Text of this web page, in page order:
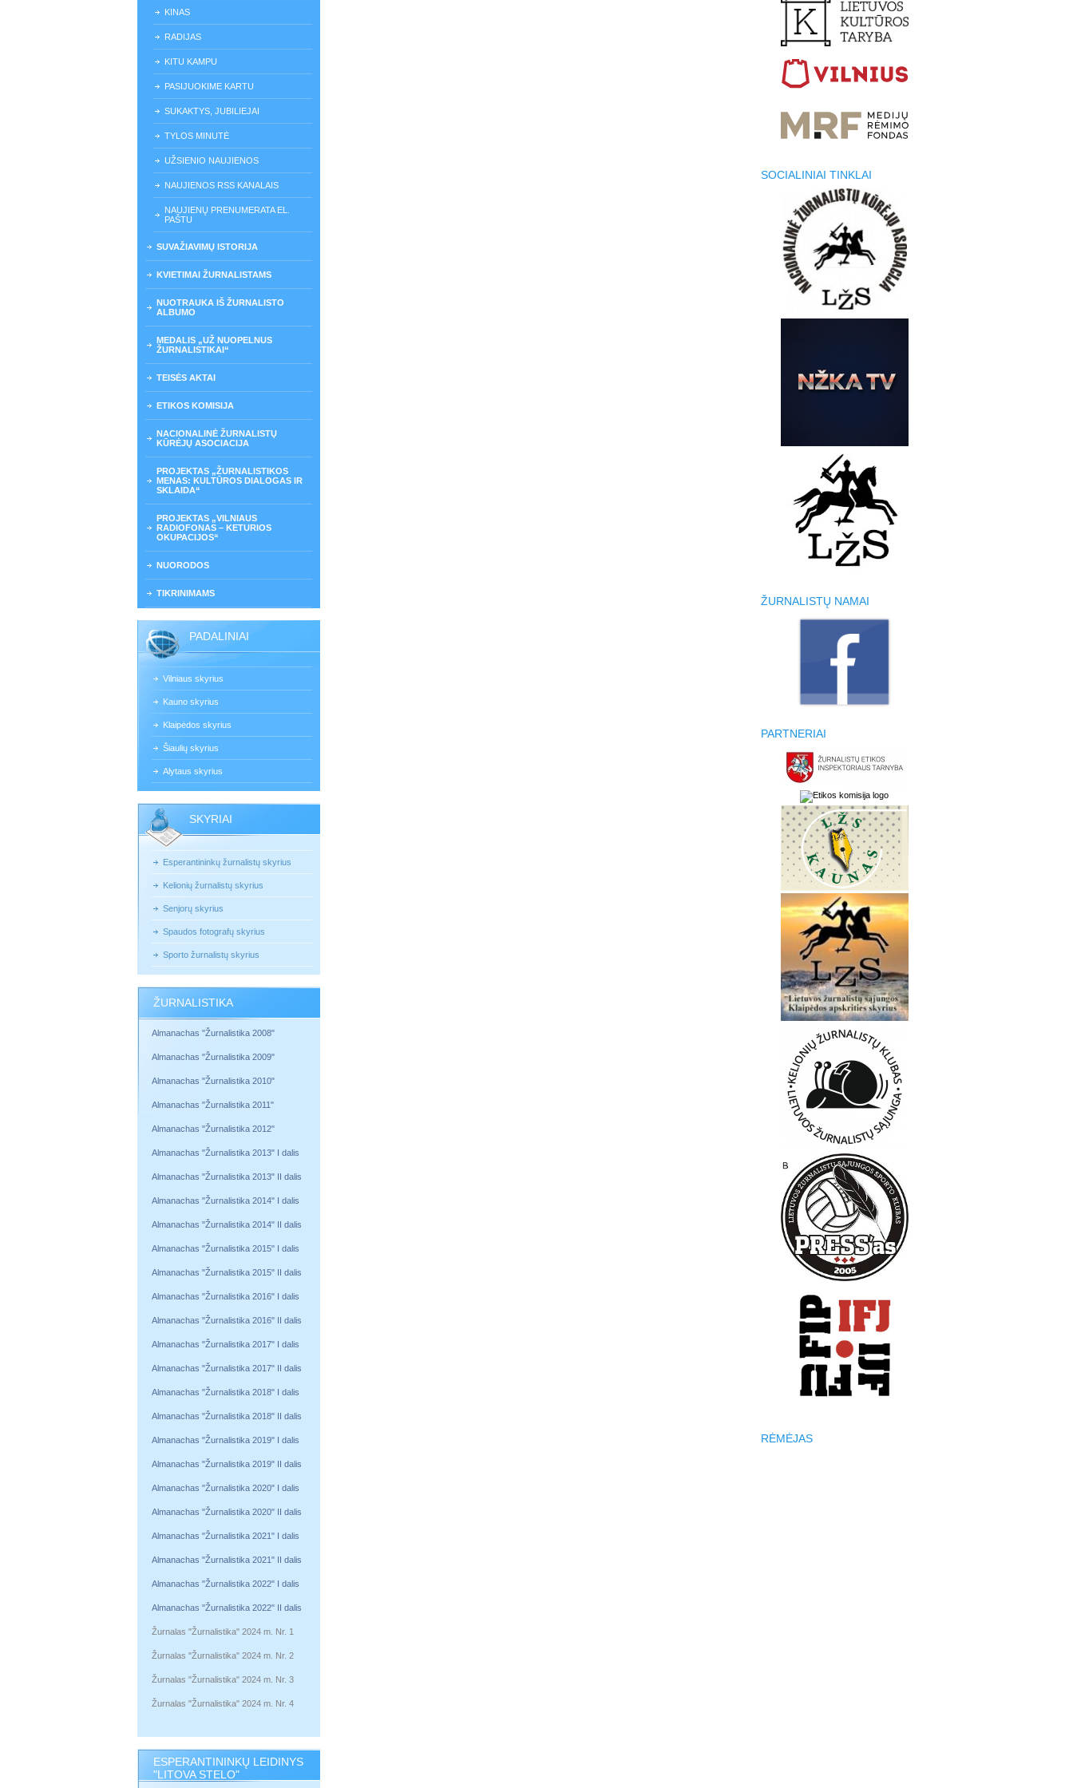
KINAS
RADIJAS
KITU KAMPU
PASIJUOKIME KARTU
SUKAKTYS, JUBILIEJAI
TYLOS MINUTĖ
UŽSIENIO NAUJIENOS
NAUJIENOS RSS KANALAIS
NAUJIENŲ PRENUMERATA EL.
PAŠTU
SUVAŽIAVIMŲ ISTORIJA
KVIETIMAI ŽURNALISTAMS
NUOTRAUKA IŠ ŽURNALISTO
ALBUMO
MEDALIS „UŽ NUOPELNUS
ŽURNALISTIKAI“
TEISĖS AKTAI
ETIKOS KOMISIJA
NACIONALINĖ ŽURNALISTŲ
KŪRĖJŲ ASOCIACIJA
PROJEKTAS „ŽURNALISTIKOS
MENAS: KULTŪROS DIALOGAS IR
SKLAIDA“
PROJEKTAS „VILNIAUS
RADIOFONAS – KETURIOS
OKUPACIJOS“
NUORODOS
TIKRINIMAMS
PADALINIAI
Vilniaus skyrius
Kauno skyrius
Klaipėdos skyrius
Šiaulių skyrius
Alytaus skyrius
SKYRIAI
Esperantininkų žurnalistų skyrius
Kelionių žurnalistų skyrius
Senjorų skyrius
Spaudos fotografų skyrius
Sporto žurnalistų skyrius
ŽURNALISTIKA
Almanachas "Žurnalistika 2008"
Almanachas "Žurnalistika 2009"
Almanachas "Žurnalistika 2010"
Almanachas "Žurnalistika 2011"
Almanachas "Žurnalistika 2012"
Almanachas "Žurnalistika 2013" I dalis
Almanachas "Žurnalistika 2013" II dalis
Almanachas "Žurnalistika 2014" I dalis
Almanachas "Žurnalistika 2014" II dalis
Almanachas "Žurnalistika 2015" I dalis
Almanachas "Žurnalistika 2015" II dalis
Almanachas "Žurnalistika 2016" I dalis
Almanachas "Žurnalistika 2016" II dalis
Almanachas "Žurnalistika 2017" I dalis
Almanachas "Žurnalistika 2017" II dalis
Almanachas "Žurnalistika 2018" I dalis
Almanachas "Žurnalistika 2018" II dalis
Almanachas "Žurnalistika 2019" I dalis
Almanachas "Žurnalistika 2019" II dalis
Almanachas "Žurnalistika 2020" I dalis
Almanachas "Žurnalistika 2020" II dalis
Almanachas "Žurnalistika 2021" I dalis
Almanachas "Žurnalistika 2021" II dalis
Almanachas "Žurnalistika 2022" I dalis
Almanachas "Žurnalistika 2022" II dalis
Žurnalas "Žurnalistika" 2024 m. Nr. 1
Žurnalas "Žurnalistika" 2024 m. Nr. 2
Žurnalas "Žurnalistika" 2024 m. Nr. 3
Žurnalas "Žurnalistika" 2024 m. Nr. 4
ESPERANTININKŲ LEIDINYS
"LITOVA STELO"
SOCIALINIAI TINKLAI
ŽURNALISTŲ NAMAI
PARTNERIAI
RĖMĖJAS